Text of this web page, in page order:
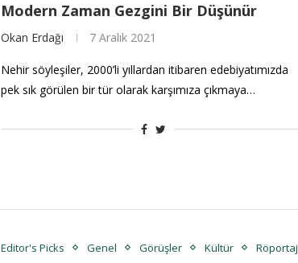
Modern Zaman Gezgini Bir Düşünür
Okan Erdağı 7 Aralık 2021
Nehir söyleşiler, 2000’li yıllardan itibaren edebiyatımızda
pek sık görülen bir tür olarak karşımıza çıkmaya…
Editor's Picks Genel Görüşler Kültür Röportaj